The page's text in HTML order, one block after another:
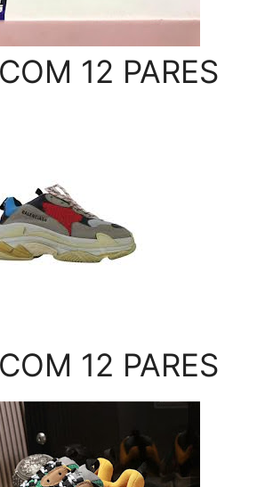
12 PARES
12 PARES